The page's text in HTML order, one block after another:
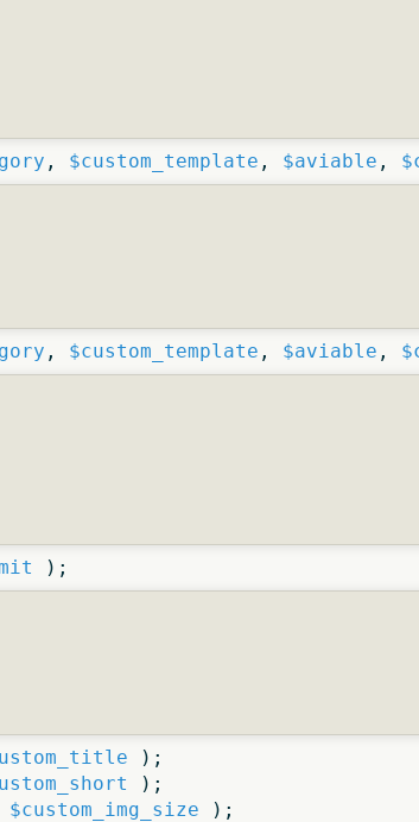
, $custom_template , $aviable ,
, $custom_template , $aviable ,
);
);
);
$custom_img_size );